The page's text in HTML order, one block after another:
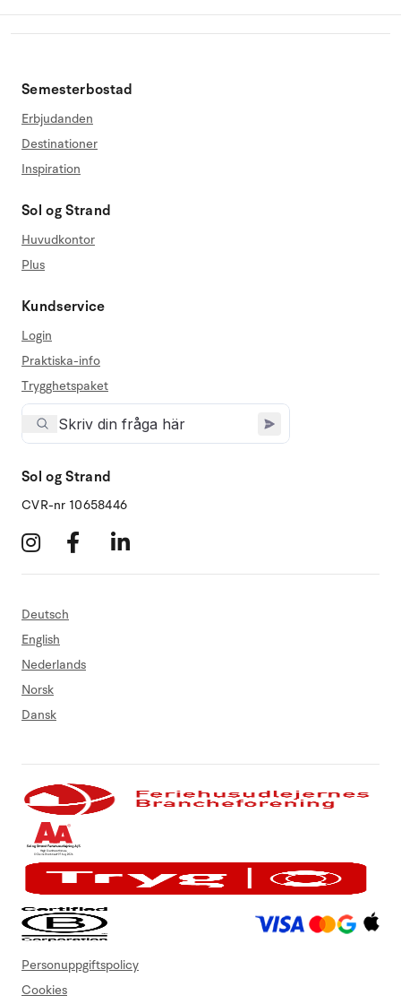
Semesterbostad
Erbjudanden
Destinationer
Inspiration
Sol og Strand
Huvudkontor
Plus
Kundservice
Login
Praktiska-info
Trygghetspaket
Sol og Strand
CVR-nr 10658446
Deutsch
English
Nederlands
Norsk
Dansk
Personuppgiftspolicy
Cookies